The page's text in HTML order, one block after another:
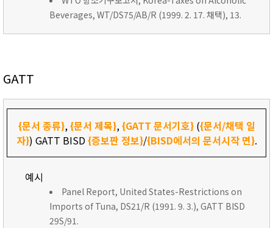
Beverages, WT/DS75/AB/R (1999. 2. 17. 채택), 13.
GATT
{문서 종류},{문서 제목},{GATT 문서기호}({문서/채택 일
자}) GATT BISD{증보판 정보}/{BISD에서의 문서시작 면}.
예시
Panel Report, United States-Restrictions on
Imports of Tuna, DS21/R (1991. 9. 3.), GATT BISD
29S/91.